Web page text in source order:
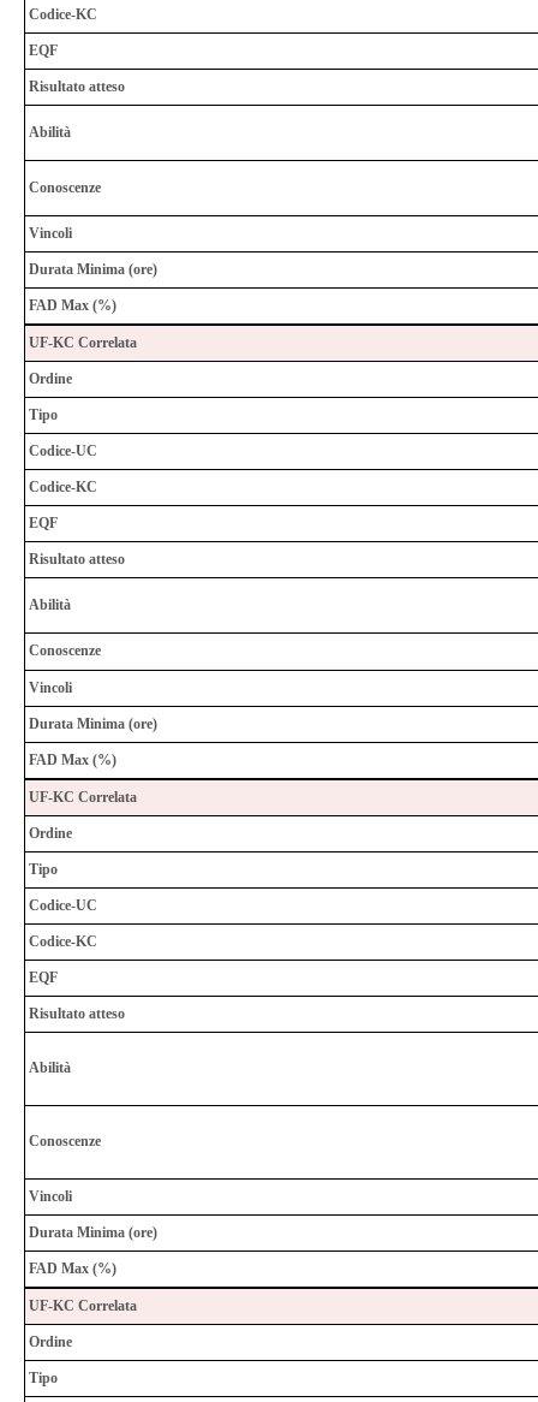
Codice-KC
EQF
Risultato atteso
Abilità
Conoscenze
Vincoli
Durata Minima (ore)
FAD Max (%)
UF-KC Correlata
Ordine
Tipo
Codice-UC
Codice-KC
EQF
Risultato atteso
Abilità
Conoscenze
Vincoli
Durata Minima (ore)
FAD Max (%)
UF-KC Correlata
Ordine
Tipo
Codice-UC
Codice-KC
EQF
Risultato atteso
Abilità
Conoscenze
Vincoli
Durata Minima (ore)
FAD Max (%)
UF-KC Correlata
Ordine
Tipo